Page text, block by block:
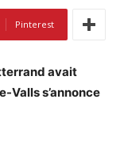
Pinterest
avait
Valls s’annonce